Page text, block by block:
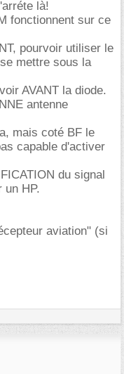
là!
fonctionnent sur ce
pourvoir utiliser le
mettre sous la
AVANT la diode.
antenne
mais coté BF le
capable d'activer
du signal
un HP.
aviation" (si